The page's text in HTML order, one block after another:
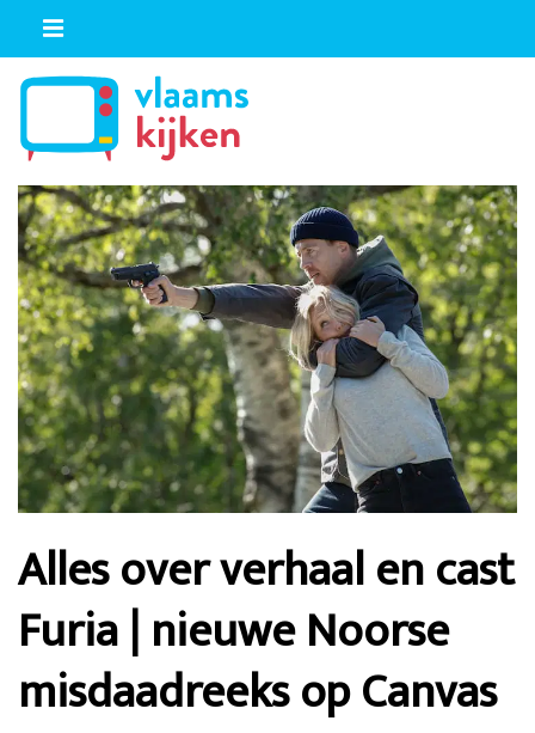
Alles over verhaal en cast
Furia | nieuwe Noorse
misdaadreeks op Canvas